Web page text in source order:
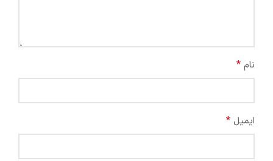
نام *
ایمیل *